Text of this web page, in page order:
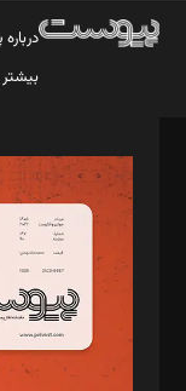
بیشتر
مدیر مسئول:
سردبیر: مهرک محمودی
دبیر تحریریه: میثم
د‌بیر ناداستان: سمانه
د‌بیر خدمت و تجارت:
د‌بیر حقوق فناوری:
د‌بیر پیوست جهان: مینا